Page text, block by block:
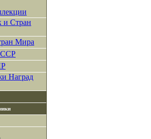
и Стран
Мира
Наград